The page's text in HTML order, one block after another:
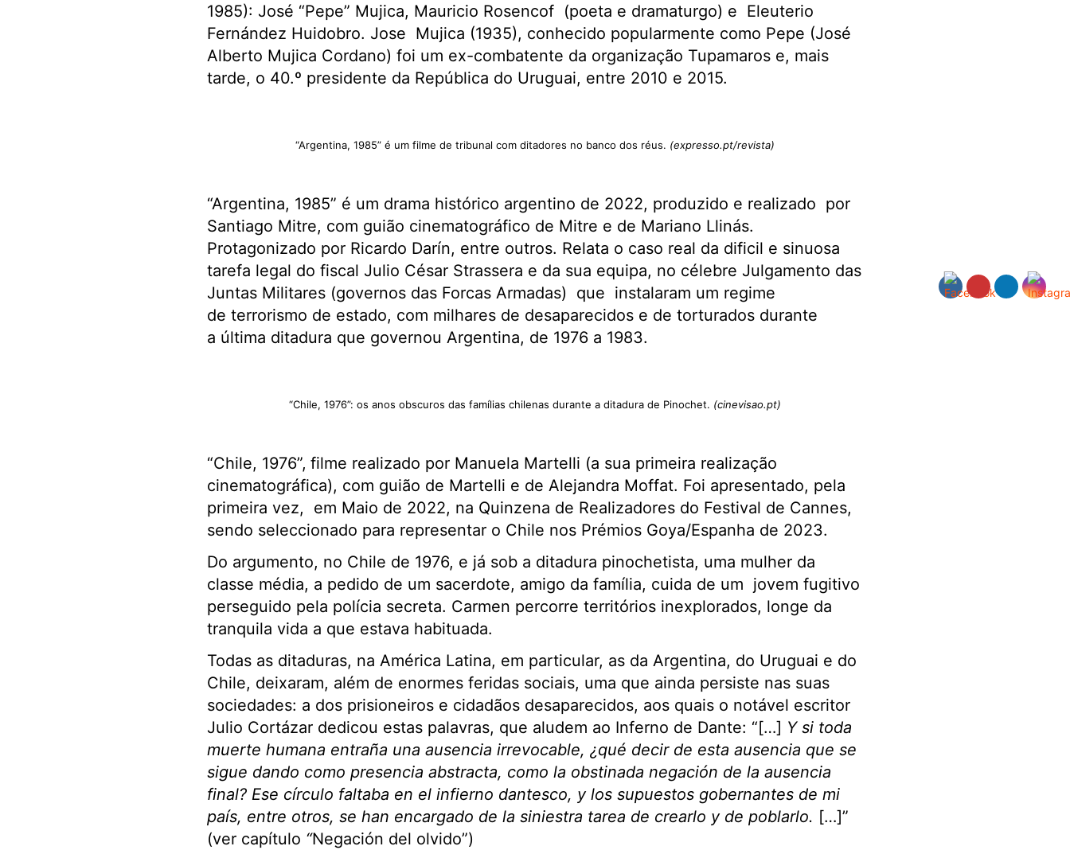
1985): José “Pepe” Mujica, Mauricio Rosencof (poeta e dramaturgo) e Eleuterio
Fernández Huidobro. Jose Mujica (1935), conhecido popularmente como Pepe (José
Alberto Mujica Cordano) foi um ex-combatente da organização Tupamaros e, mais
tarde, o 40.º presidente da República do Uruguai, entre 2010 e 2015.
“Argentina, 1985” é um filme de tribunal com ditadores no banco dos réus. (expresso.pt/revista)
“Argentina, 1985” é um drama histórico argentino de 2022, produzido e realizado por
Santiago Mitre, com guião cinematográfico de Mitre e de Mariano Llinás.
Protagonizado por Ricardo Darín, entre outros. Relata o caso real da dificil e sinuosa
tarefa legal do fiscal Julio César Strassera e da sua equipa, no célebre Julgamento das
Juntas Militares (governos das Forcas Armadas) que instalaram um regime
de terrorismo de estado, com milhares de desaparecidos e de torturados durante
a última ditadura que governou Argentina, de 1976 a 1983.
“Chile, 1976”: os anos obscuros das famílias chilenas durante a ditadura de Pinochet. (cinevisao.pt)
“Chile, 1976”, filme realizado por Manuela Martelli (a sua primeira realização
cinematográfica), com guião de Martelli e de Alejandra Moffat. Foi apresentado, pela
primeira vez, em Maio de 2022, na Quinzena de Realizadores do Festival de Cannes,
sendo seleccionado para representar o Chile nos Prémios Goya/Espanha de 2023.
Do argumento, no Chile de 1976, e já sob a ditadura pinochetista, uma mulher da
classe média, a pedido de um sacerdote, amigo da família, cuida de um jovem fugitivo
perseguido pela polícia secreta. Carmen percorre territórios inexplorados, longe da
tranquila vida a que estava habituada.
Todas as ditaduras, na América Latina, em particular, as da Argentina, do Uruguai e do
Chile, deixaram, além de enormes feridas sociais, uma que ainda persiste nas suas
sociedades: a dos prisioneiros e cidadãos desaparecidos, aos quais o notável escritor
Julio Cortázar dedicou estas palavras, que aludem ao Inferno de Dante: “[…] Y si toda
muerte humana entraña una ausencia irrevocable, ¿qué decir de esta ausencia que se
sigue dando como presencia abstracta, como la obstinada negación de la ausencia
final? Ese círculo faltaba en el infierno dantesco, y los supuestos gobernantes de mi
país, entre otros, se han encargado de la siniestra tarea de crearlo y de poblarlo. […]”
(ver capítulo “Negación del olvido”)